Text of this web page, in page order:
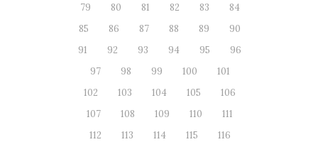
79
80 81 82 83
84
85
86 87 88 89
90
91
92 93 94 95
96
97
98 99 100
101
102
103 104 105
106
107
108 109 110
111
112
113 114 115
116